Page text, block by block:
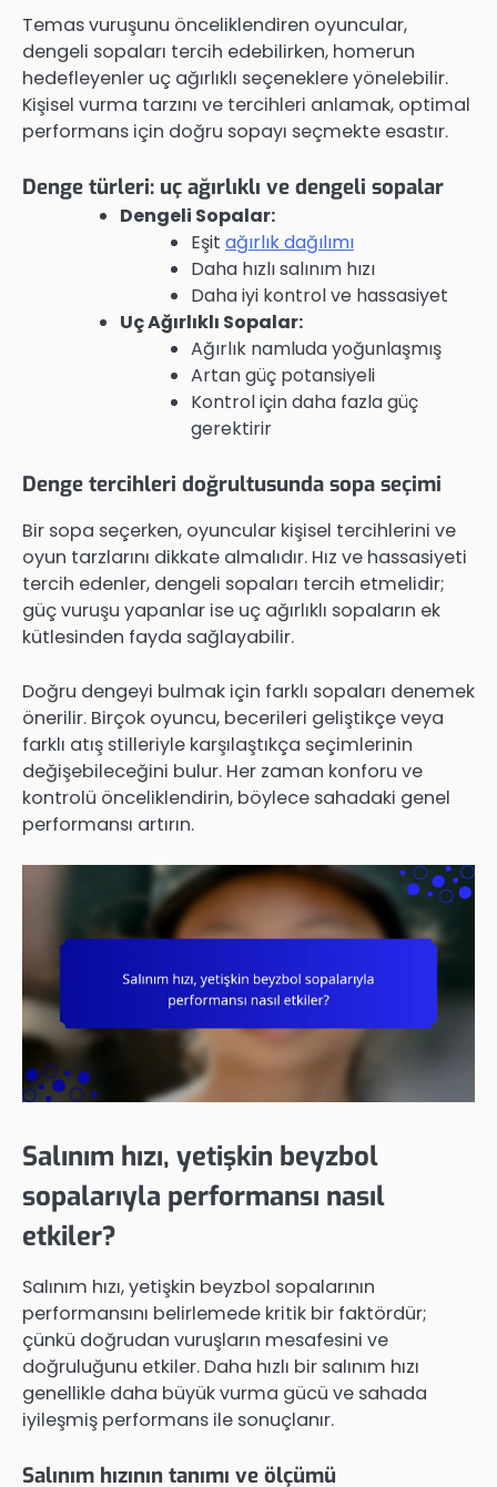
Temas vuruşunu önceliklendiren oyuncular,
dengeli sopaları tercih edebilirken, homerun
hedefleyenler uç ağırlıklı seçeneklere yönelebilir.
Kişisel vurma tarzını ve tercihleri anlamak, optimal
performans için doğru sopayı seçmekte esastır.
Denge türleri: uç ağırlıklı ve dengeli sopalar
Dengeli Sopalar:
Eşit ağırlık dağılımı
Daha hızlı salınım hızı
Daha iyi kontrol ve hassasiyet
Uç Ağırlıklı Sopalar:
Ağırlık namluda yoğunlaşmış
Artan güç potansiyeli
Kontrol için daha fazla güç
gerektirir
Denge tercihleri doğrultusunda sopa seçimi
Bir sopa seçerken, oyuncular kişisel tercihlerini ve
oyun tarzlarını dikkate almalıdır. Hız ve hassasiyeti
tercih edenler, dengeli sopaları tercih etmelidir;
güç vuruşu yapanlar ise uç ağırlıklı sopaların ek
kütlesinden fayda sağlayabilir.
Doğru dengeyi bulmak için farklı sopaları denemek
önerilir. Birçok oyuncu, becerileri geliştikçe veya
farklı atış stilleriyle karşılaştıkça seçimlerinin
değişebileceğini bulur. Her zaman konforu ve
kontrolü önceliklendirin, böylece sahadaki genel
performansı artırın.
Salınım hızı, yetişkin beyzbol
sopalarıyla performansı nasıl
etkiler?
Salınım hızı, yetişkin beyzbol sopalarının
performansını belirlemede kritik bir faktördür;
çünkü doğrudan vuruşların mesafesini ve
doğruluğunu etkiler. Daha hızlı bir salınım hızı
genellikle daha büyük vurma gücü ve sahada
iyileşmiş performans ile sonuçlanır.
Salınım hızının tanımı ve ölçümü